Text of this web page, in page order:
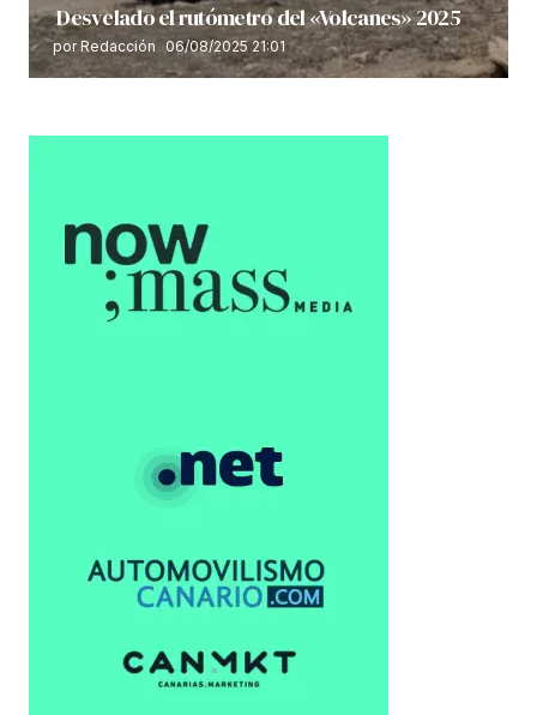
Desvelado el rutómetro del «Volcanes» 2025
por Redacción 06/08/2025 21:01